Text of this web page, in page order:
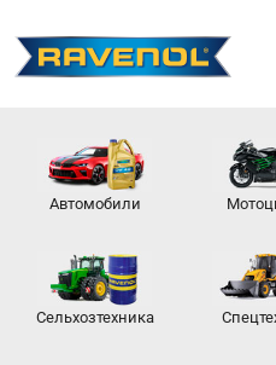
Автомобили
Сельхозтехника